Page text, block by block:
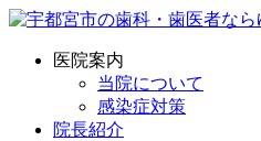
医院案内
当院について
感染症対策
院長紹介